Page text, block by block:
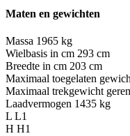
Maten en gewichten
Massa 1965 kg
Wielbasis in cm 293 cm
Breedte in cm 203 cm
Maximaal toegelaten
Maximaal trekgewicht
Laadvermogen 1435 kg
L L1
H H1